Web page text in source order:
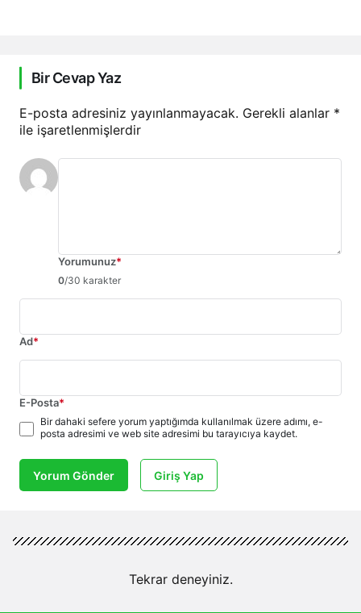
Bir Cevap Yaz
E-posta adresiniz yayınlanmayacak. Gerekli alanlar *
ile işaretlenmişlerdir
Yorumunuz*
0/30 karakter
Ad*
E-Posta*
Bir dahaki sefere yorum yaptığımda kullanılmak üzere adımı, e-
posta adresimi ve web site adresimi bu tarayıcıya kaydet.
Yorum Gönder Giriş Yap
Tekrar deneyiniz.